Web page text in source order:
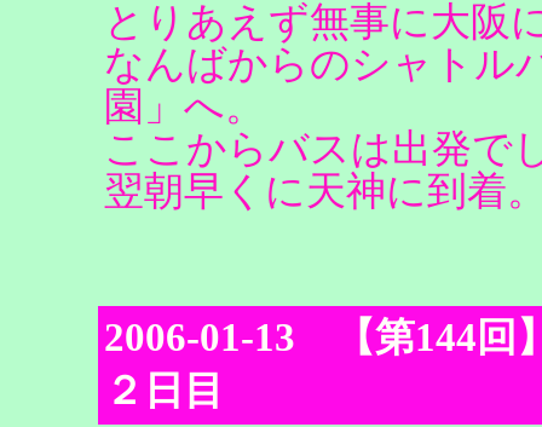
とりあえず無事に大阪
なんばからのシャトル
園」へ。
ここからバスは出発で
翌朝早くに天神に到着
2006-01-13 【第144回
２日目